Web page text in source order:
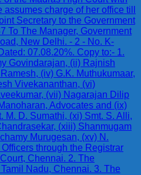
charge of her office till
Secretary to the Government
To The Manager, Government
New Delhi. - 2 - No. K-
07.08.20%. Copy to:- 1.
Govindarajan, (ii) Rajnish
(iv) G.K. Muthukumaar,
Vivekananthan, (vi)
(vii) Nagarajan Dilip
Advocates and (ix)
M. D. Sumathi, (xi) Smt. S. Alli,
(xiii) Shanmugam
Murugesan, (xv) N.
through the Registrar
Chennai. 2. The
Nadu, Chennai. 3. The